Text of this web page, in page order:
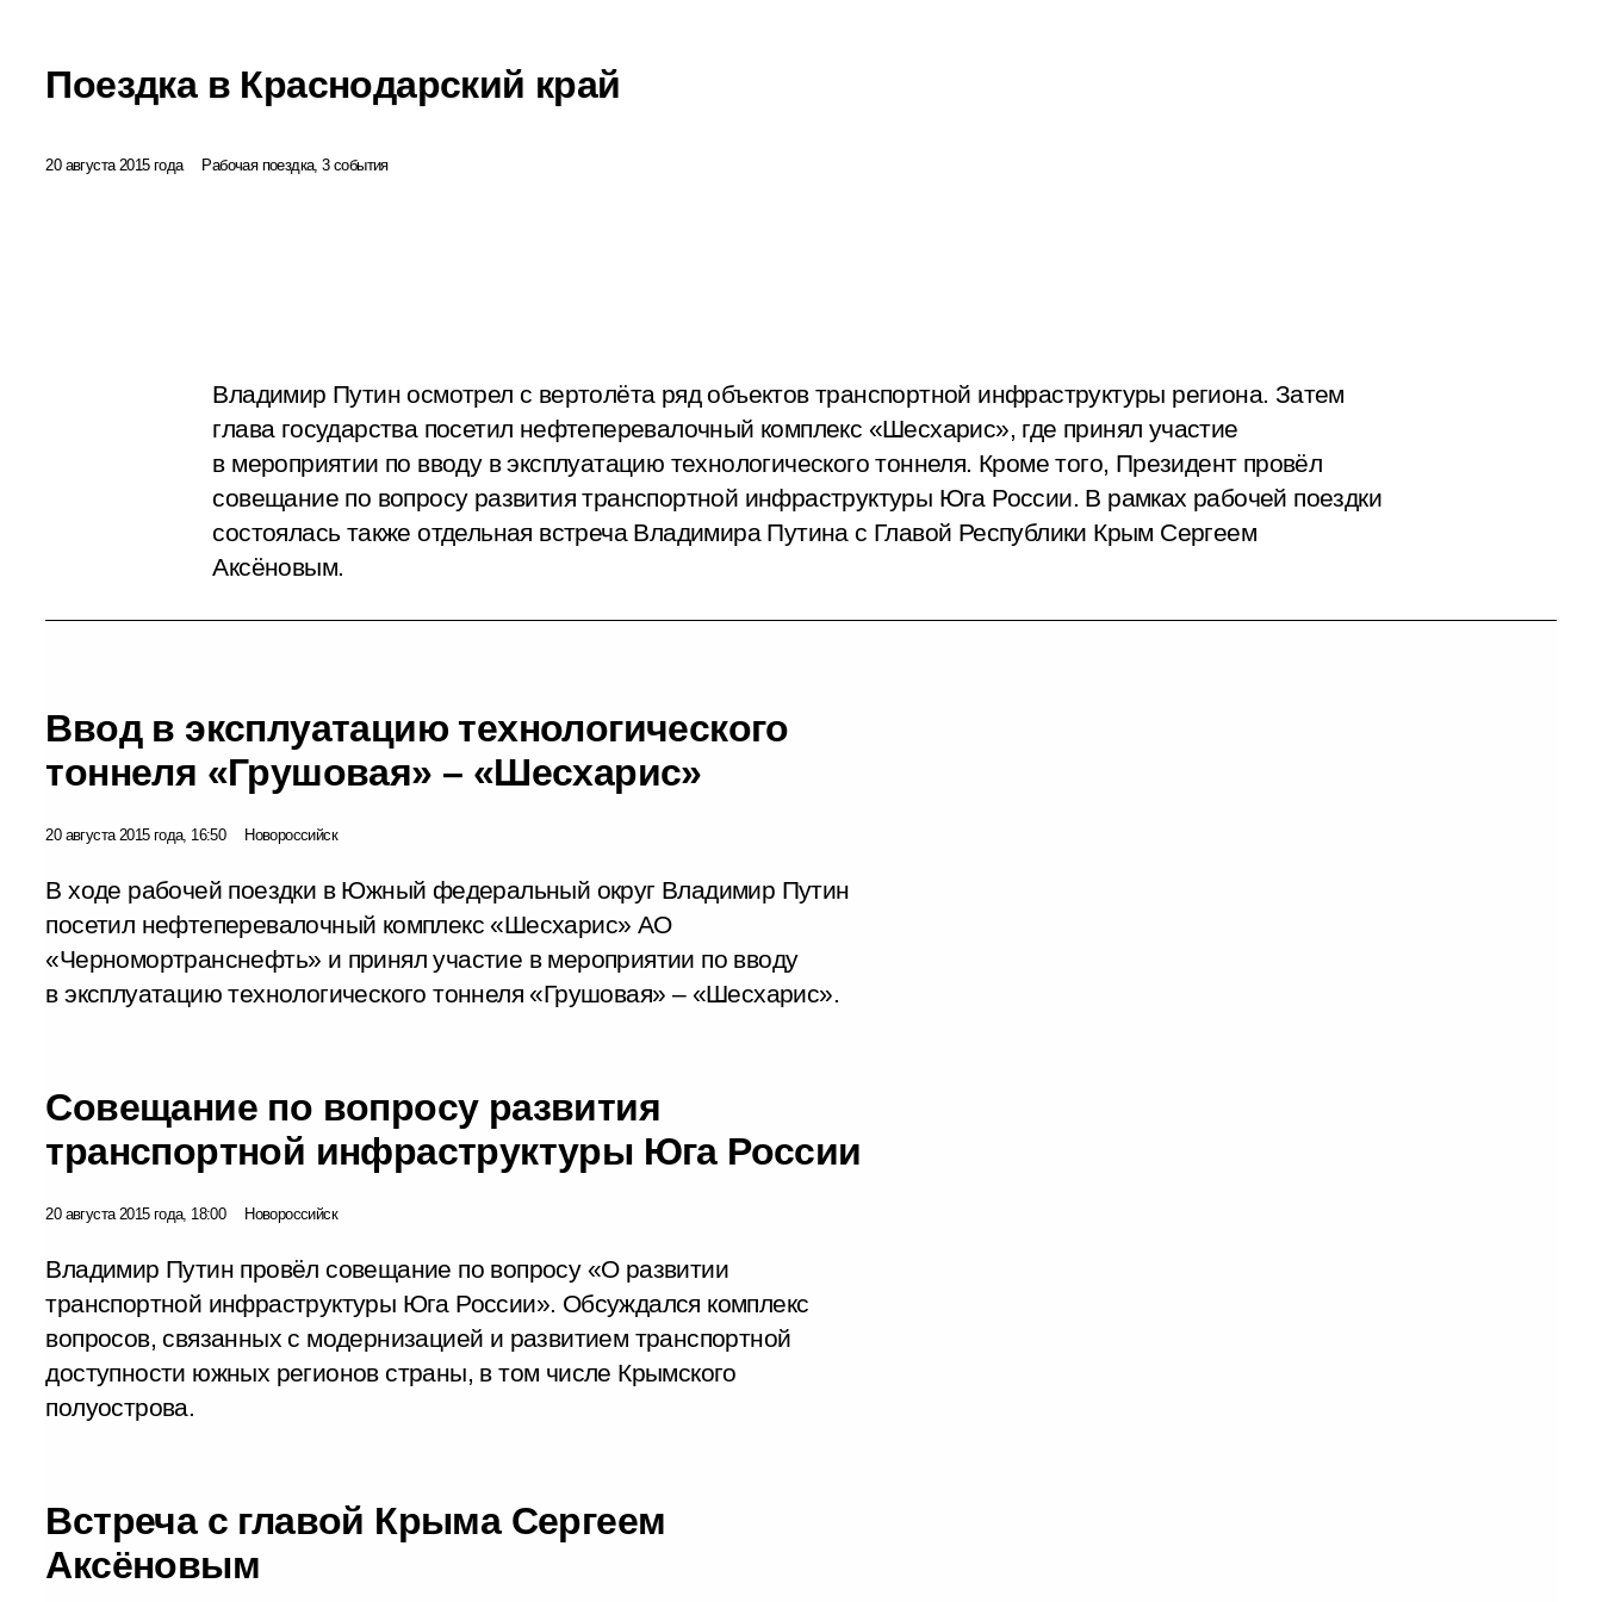
Поездка в Краснодарский край
20 августа 2015 года Рабочая поездка, 3 события
Владимир Путин осмотрел с вертолёта ряд объектов транспортной инфраструктуры региона. Затем
глава государства посетил нефтеперевалочный комплекс «Шесхарис», где принял участие
в мероприятии по вводу в эксплуатацию технологического тоннеля. Кроме того, Президент провёл
совещание по вопросу развития транспортной инфраструктуры Юга России. В рамках рабочей поездки
состоялась также отдельная встреча Владимира Путина с Главой Республики Крым Сергеем
Аксёновым.
Ввод в эксплуатацию технологического
тоннеля «Грушовая» – «Шесхарис»
20 августа 2015 года, 16:50 Новороссийск
В ходе рабочей поездки в Южный федеральный округ Владимир Путин
посетил нефтеперевалочный комплекс «Шесхарис» АО
«Черномортранснефть» и принял участие в мероприятии по вводу
в эксплуатацию технологического тоннеля «Грушовая» – «Шесхарис».
Совещание по вопросу развития
транспортной инфраструктуры Юга России
20 августа 2015 года, 18:00 Новороссийск
Владимир Путин провёл совещание по вопросу «О развитии
транспортной инфраструктуры Юга России». Обсуждался комплекс
вопросов, связанных с модернизацией и развитием транспортной
доступности южных регионов страны, в том числе Крымского
полуострова.
Встреча с главой Крыма Сергеем
Аксёновым